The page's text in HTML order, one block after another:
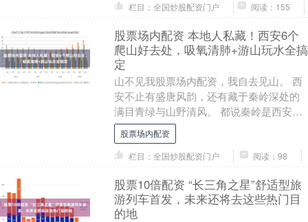
栏目：全国炒股配资门户
阅读：155
股票场内配资 本地人私藏！西安6个
爬山好去处，吸氧清肺+游山玩水全搞
定
山不见我股票场内配资，我自去见山。 西
安不止有盛唐风韵，还有藏于秦岭深处的
满目青绿与山野清风。 都说秦岭是西安人
的后花园，群峰连绵，风光无限，藏着数
不尽的自然美....
股票场内配资
栏目：全国炒股配资门户
阅读：98
股票10倍配资 “长三角之星”舒适型旅
游列车首发，未来还将去这些热门目
的地